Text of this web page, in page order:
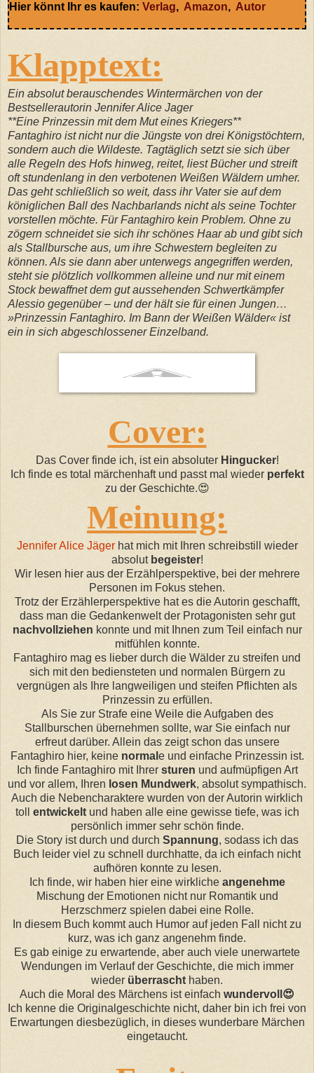
Hier könnt Ihr es kaufen: Verlag, Amazon, Autor
Klapptext:
Ein absolut berauschendes Wintermärchen von der
Bestsellerautorin Jennifer Alice Jager
**Eine Prinzessin mit dem Mut eines Kriegers**
Fantaghiro ist nicht nur die Jüngste von drei Königstöchtern,
sondern auch die Wildeste. Tagtäglich setzt sie sich über
alle Regeln des Hofs hinweg, reitet, liest Bücher und streift
oft stundenlang in den verbotenen Weißen Wäldern umher.
Das geht schließlich so weit, dass ihr Vater sie auf dem
königlichen Ball des Nachbarlands nicht als seine Tochter
vorstellen möchte. Für Fantaghiro kein Problem. Ohne zu
zögern schneidet sie sich ihr schönes Haar ab und gibt sich
als Stallbursche aus, um ihre Schwestern begleiten zu
können. Als sie dann aber unterwegs angegriffen werden,
steht sie plötzlich vollkommen alleine und nur mit einem
Stock bewaffnet dem gut aussehenden Schwertkämpfer
Alessio gegenüber – und der hält sie für einen Jungen…
»Prinzessin Fantaghiro. Im Bann der Weißen Wälder« ist
ein in sich abgeschlossener Einzelband.
Cover:
Das Cover finde ich, ist ein absoluter Hingucker!
Ich finde es total märchenhaft und passt mal wieder perfekt
zu der Geschichte.😍
Meinung:
Jennifer Alice Jägerhat mich mit Ihren schreibstill wieder
absolut begeister!
Wir lesen hier aus der Erzählperspektive, bei der mehrere
Personen im Fokus stehen.
Trotz der Erzählerperspektive hat es die Autorin geschafft,
dass man die Gedankenwelt der Protagonisten sehr gut
nachvollziehen konnte und mit Ihnen zum Teil einfach nur
mitfühlen konnte.
Fantaghiro mag es lieber durch die Wälder zu streifen und
sich mit den bediensteten und normalen Bürgern zu
vergnügen als Ihre langweiligen und steifen Pflichten als
Prinzessin zu erfüllen.
Als Sie zur Strafe eine Weile die Aufgaben des
Stallburschen übernehmen sollte, war Sie einfach nur
erfreut darüber. Allein das zeigt schon das unsere
Fantaghiro hier, keine normal e und einfache Prinzessin ist.
Ich finde Fantaghiro mit Ihrer sturen und aufmüpfigen Art
und vor allem, Ihren losen Mundwerk, absolut sympathisch.
Auch die Nebencharaktere wurden von der Autorin wirklich
toll entwickeltund haben alle eine gewisse tiefe, was ich
persönlich immer sehr schön finde.
Die Story ist durch und durch Spannung, sodass ich das
Buch leider viel zu schnell durchhatte, da ich einfach nicht
aufhören konnte zu lesen.
Ich finde, wir haben hier eine wirklicheangenehme
Mischung der Emotionen nicht nur Romantik und
Herzschmerz spielen dabei eine Rolle.
In diesem Buch kommt auch Humor auf jeden Fall nicht zu
kurz, was ich ganz angenehm finde.
Es gab einige zu erwartende, aber auch viele unerwartete
Wendungen im Verlauf der Geschichte, die mich immer
wieder überrascht haben.
Auch die Moral des Märchens ist einfach wundervoll😍
Ich kenne die Originalgeschichte nicht, daher bin ich frei von
Erwartungen diesbezüglich, in dieses wunderbare Märchen
eingetaucht.